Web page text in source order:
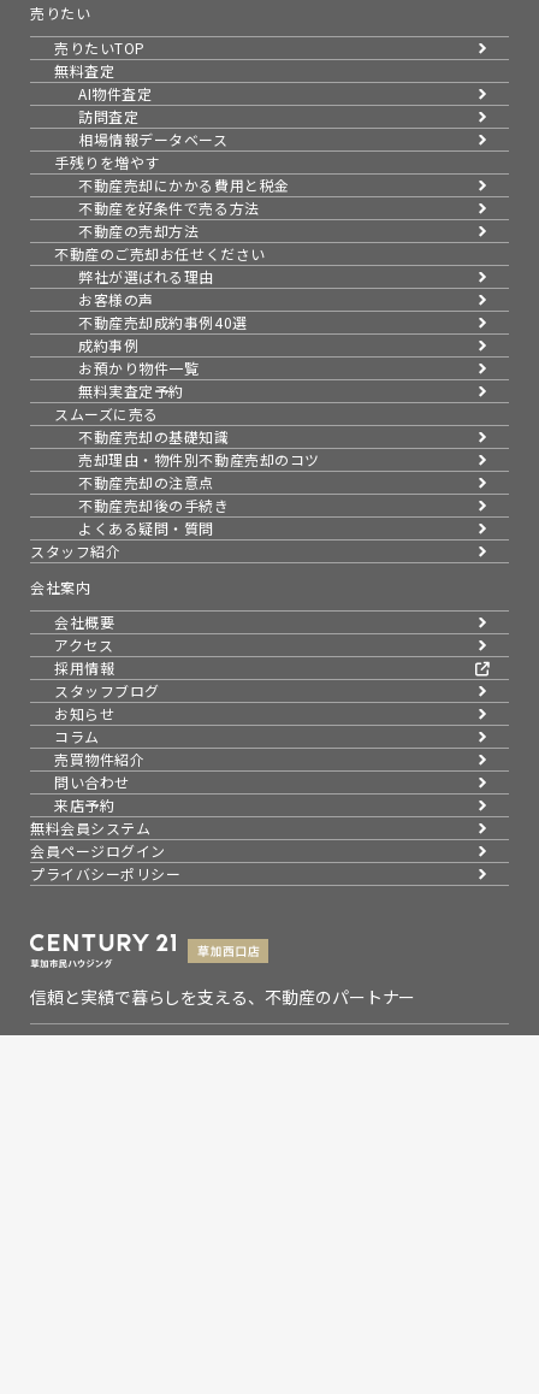
売りたい
売りたいTOP
無料査定
AI物件査定
訪問査定
相場情報データベース
手残りを増やす
不動産売却にかかる費用と税金
不動産を好条件で売る方法
不動産の売却方法
不動産のご売却お任せください
弊社が選ばれる理由
お客様の声
不動産売却成約事例40選
成約事例
お預かり物件一覧
無料実査定予約
スムーズに売る
不動産売却の基礎知識
売却理由・物件別不動産売却のコツ
不動産売却の注意点
不動産売却後の手続き
よくある疑問・質問
スタッフ紹介
会社案内
会社概要
アクセス
採用情報
スタッフブログ
お知らせ
コラム
売買物件紹介
問い合わせ
来店予約
無料会員システム
会員ページログイン
プライバシーポリシー
信頼と実績で暮らしを支える、不動産のパートナー